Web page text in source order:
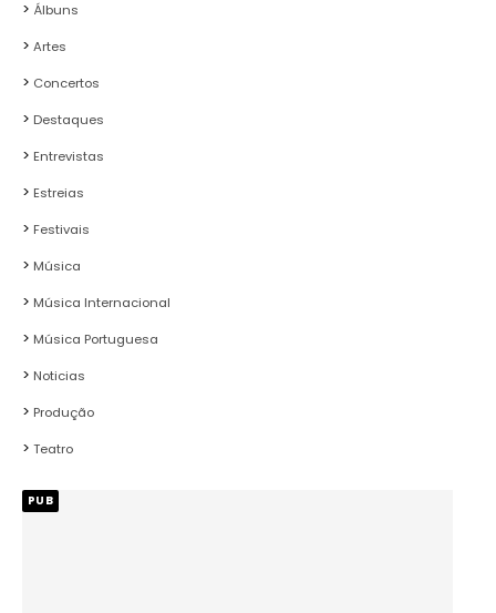
Álbuns
Artes
Concertos
Destaques
Entrevistas
Estreias
Festivais
Música
Música Internacional
Música Portuguesa
Noticias
Produção
Teatro
PUB